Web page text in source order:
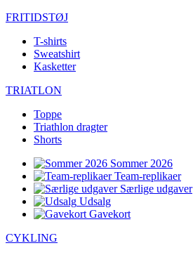
FRITIDSTØJ
T-shirts
Sweatshirt
Kasketter
TRIATLON
Toppe
Triathlon dragter
Shorts
Sommer 2026
Team-replikaer
Særlige udgaver
Udsalg
Gavekort
CYKLING